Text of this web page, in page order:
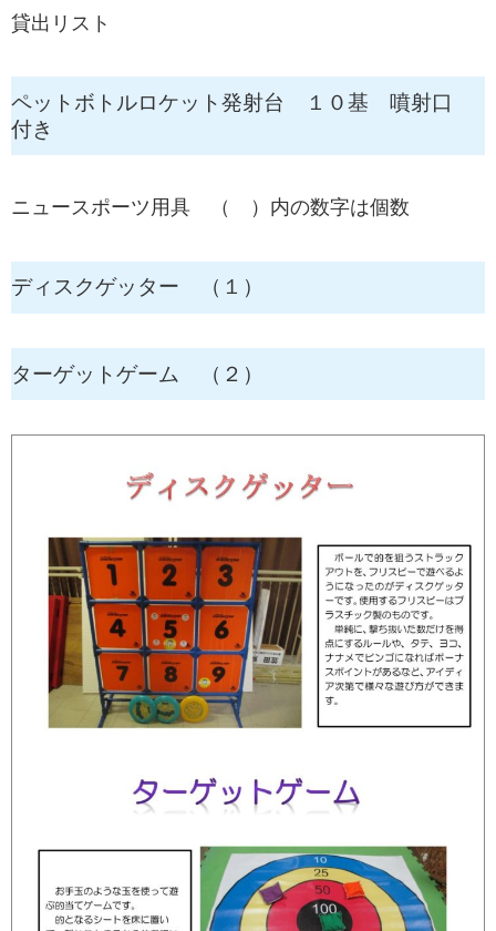
貸出リスト
ペットボトルロケット発射台 １０基 噴射口
付き
ニュースポーツ用具 （ ）内の数字は個数
ディスクゲッター （１）
ターゲットゲーム （２）